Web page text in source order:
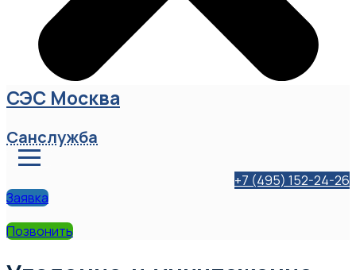
СЭС Москва
Санслужба
+7 (495) 152-24-26
Заявка
Позвонить